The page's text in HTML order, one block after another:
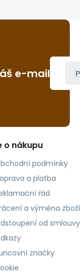
e-mail
o nákupu
podmínky
a platba
řád
a výměna zboží
od smlouvy
značky